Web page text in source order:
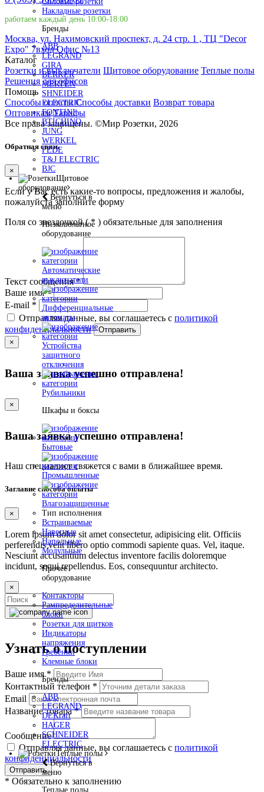
Накладные розетки
Бренды
ABB
LEGRAND
GIRA
BERKER
MERTEN
SHNEIDER
ELECTRIC
FONTINI
BTICHINO
JUNG
WERKEL
FEDE
T&J ELECTRIC
BJC
Щитовое
оборудование
Вернуться в
меню
Низковольтное
оборудование
Автоматические
выключатели
Дифференциальные
автоматы
Устройства
защитного
отключения
Рубильники
Шкафы и боксы
Бытовые
Промышленные
Влагозащищенные
Тип исполнения
Встраиваемые
Навесные
Напольные
Модульные
Прочее
оборудование
Контакторы
Рампределительные
блоки
Розетки для щитков
Индикаторы
напряжения
Гребёнки
Клемные блоки
Бренды
ABB
LEGRAND
DEKraft
HAGER
SCHNEIDER
ELECTRIC
Теплые полы
Вернуться в
меню
Теплые полы
работаем каждый день 10:00-18:00
Москва, ул. Нахимовский проспект, д. 24 стр. 1 , ТЦ "Decor
Expo" 7вход Офис №13
Каталог
Розетки и выключатели Щитовое оборудование Теплые полы
Решения для офисов
Помощь
Способы оплаты Способы доставки Возврат товара
Оптовикам Тарифы
Все права защищены. ©Мир Розетки, 2026
Обратная связь
×
Если у Вас есть какие-то вопросы, предложения и жалобы,
пожалуйста заполните форму
Поля со звездочкой (* ) обязательные для заполнения
Текст сообщения*
Ваше имя*
E-mail *
Отправляя данные, вы соглашаетесь с политикой
конфиденциальности
Отправить
×
Ваша заявка успешно отправлена!
×
Ваша заявка успешно отправлена!
Наш специалист свяжется с вами в ближайшее время.
Заглавие способа оплаты
×
Lorem ipsum dolor sit amet consectetur, adipisicing elit. Officiis
perferendis velit libero optio commodi sapiente quas. Vel, itaque.
Nesciunt accusantium delectus inventore facilis doloremque
incidunt, sequi repellendus. Eos, consequuntur architecto.
×
Узнать о поступлении
Ваше имя*
Контактный телефон *
Email
Название товара*
Сообщение
Отправляя данные, вы соглашаетесь с политикой
конфиденциальности
Отправить
* Обязательно к заполнению